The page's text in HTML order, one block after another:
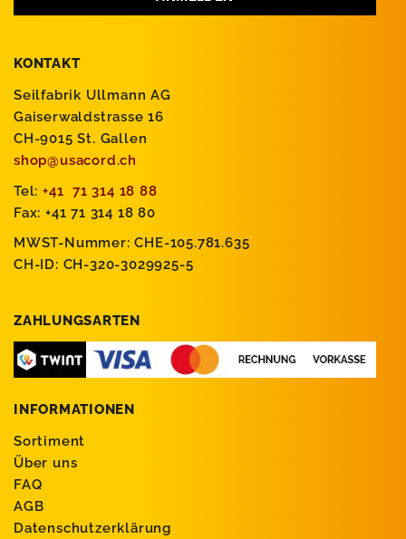
KONTAKT
Seilfabrik Ullmann AG
Gaiserwaldstrasse 16
CH-9015 St. Gallen
shop@usacord.ch
Tel: +41 71 314 18 88
Fax: +41 71 314 18 80
MWST-Nummer: CHE-105.781.635
CH-ID: CH-320-3029925-5
ZAHLUNGSARTEN
INFORMATIONEN
Sortiment
Über uns
FAQ
AGB
Datenschutzerklärung